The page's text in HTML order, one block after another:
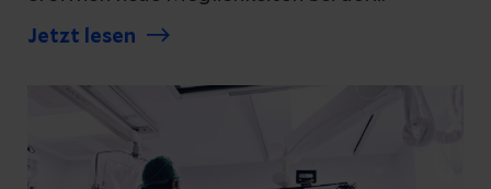
Diagnostik und Therapie von Krankheiten. Die
sind in Kombination mit zugehörigen Apps
sehr wertvolle Werkzeuge zur Überwachung.
Sie messen Blutdruck und schreiben EKGs. Die
Medizin der Zukunft passiert bereits jetzt bei
Jetzt lesen